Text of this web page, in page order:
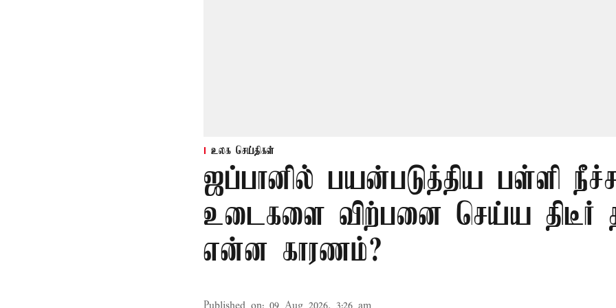
உலக செய்திகள்
ஜப்பானில் பயன்படுத்திய பள்ளி
உடைகளை விற்பனை செய்ய திடீர்
என்ன காரணம்?